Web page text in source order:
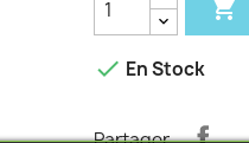

 En Stock